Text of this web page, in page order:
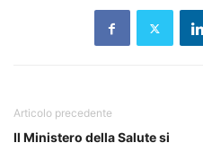
Articolo precedente
Il Ministero della Salute si